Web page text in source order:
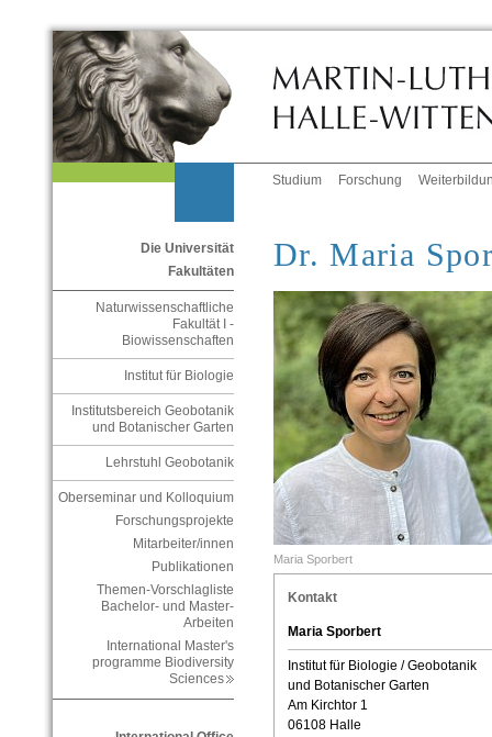
Studium Forschung
Die Universität
Fakultäten
Naturwissenschaftliche
Fakultät I -
Biowissenschaften
Institut für Biologie
Institutsbereich Geobotanik
und Botanischer Garten
Lehrstuhl Geobotanik
Oberseminar und Kolloquium
Forschungsprojekte
Mitarbeiter/innen
Publikationen
Themen-Vorschlagliste
Bachelor- und Master-
Arbeiten
International Master's
programme Biodiversity
Sciences
Dr. Maria
Maria Sporbert
Kontakt
Maria Sporbert
Institut für Biologie / Geobotanik
und Botanischer Garten
Am Kirchtor 1
06108 Halle